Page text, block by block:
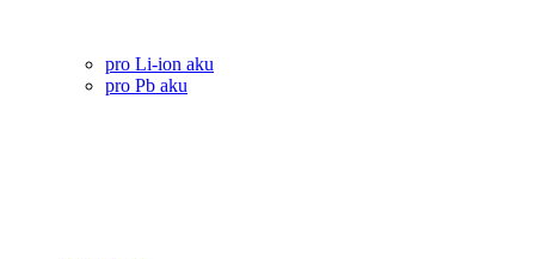
pro Li-ion aku
pro Pb aku